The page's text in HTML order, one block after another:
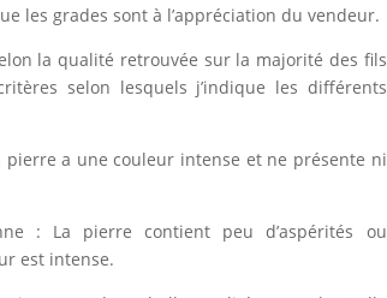
les grades sont à l’appréciation du vendeur.
la qualité retrouvée sur la majorité des fils
selon lesquels j’indique les différents
pierre a une couleur intense et ne présente ni
: La pierre contient peu d’aspérités ou
est intense.